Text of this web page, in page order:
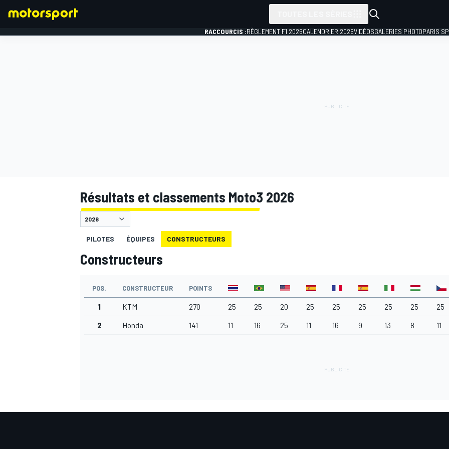
MOTOGP
RACCOURCIS :RÈGLEMENT F1 2026CALENDRIER 2026VIDÉOSGALERIES PHOTOPARIS
Résultats et classements Moto3 2026
PILOTES ÉQUIPES CONSTRUCTEURS
Constructeurs
POS. CONSTRUCTEUR POINTS
1 KTM 270 25 25 20 25 25 25 25 25 25
2 Honda 141 11 16 25 11 16 9 13 8 11